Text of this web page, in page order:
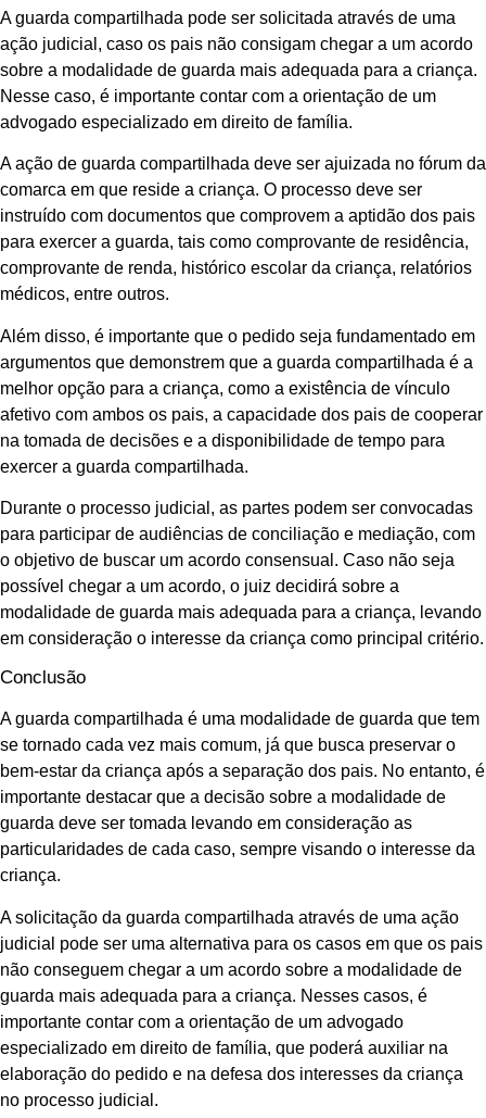
A guarda compartilhada pode ser solicitada através de uma
ação judicial, caso os pais não consigam chegar a um acordo
sobre a modalidade de guarda mais adequada para a criança.
Nesse caso, é importante contar com a orientação de um
advogado especializado em direito de família.
A ação de guarda compartilhada deve ser ajuizada no fórum da
comarca em que reside a criança. O processo deve ser
instruído com documentos que comprovem a aptidão dos pais
para exercer a guarda, tais como comprovante de residência,
comprovante de renda, histórico escolar da criança, relatórios
médicos, entre outros.
Além disso, é importante que o pedido seja fundamentado em
argumentos que demonstrem que a guarda compartilhada é a
melhor opção para a criança, como a existência de vínculo
afetivo com ambos os pais, a capacidade dos pais de cooperar
na tomada de decisões e a disponibilidade de tempo para
exercer a guarda compartilhada.
Durante o processo judicial, as partes podem ser convocadas
para participar de audiências de conciliação e mediação, com
o objetivo de buscar um acordo consensual. Caso não seja
possível chegar a um acordo, o juiz decidirá sobre a
modalidade de guarda mais adequada para a criança, levando
em consideração o interesse da criança como principal critério.
Conclusão
A guarda compartilhada é uma modalidade de guarda que tem
se tornado cada vez mais comum, já que busca preservar o
bem-estar da criança após a separação dos pais. No entanto, é
importante destacar que a decisão sobre a modalidade de
guarda deve ser tomada levando em consideração as
particularidades de cada caso, sempre visando o interesse da
criança.
A solicitação da guarda compartilhada através de uma ação
judicial pode ser uma alternativa para os casos em que os pais
não conseguem chegar a um acordo sobre a modalidade de
guarda mais adequada para a criança. Nesses casos, é
importante contar com a orientação de um advogado
especializado em direito de família, que poderá auxiliar na
elaboração do pedido e na defesa dos interesses da criança
no processo judicial.